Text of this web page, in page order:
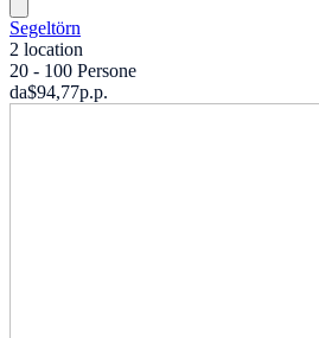
Segeltörn
2 location
20 - 100 Persone
da$94,77p.p.